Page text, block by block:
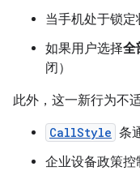
当手机处于锁定
如果用户选择全
闭）
此外，这一新行为不
CallStyle 条
企业设备政策